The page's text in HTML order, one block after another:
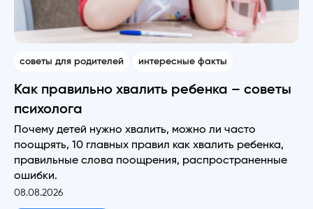
советы для родителей интересные факты
Как правильно хвалить ребенка – советы
психолога
Почему детей нужно хвалить, можно ли часто
поощрять, 10 главных правил как хвалить ребенка,
правильные слова поощрения, распространенные
ошибки.
08.08.2026